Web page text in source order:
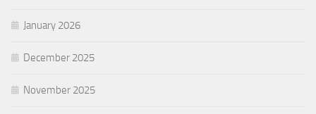
January 2026
December 2025
November 2025